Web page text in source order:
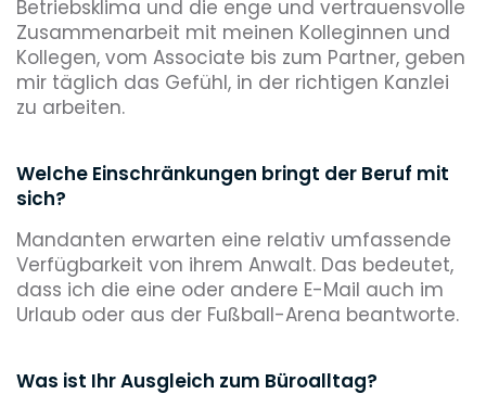
Betriebsklima und die enge und vertrauensvolle
Zusammenarbeit mit meinen Kolleginnen und
Kollegen, vom Associate bis zum Partner, geben
mir täglich das Gefühl, in der richtigen Kanzlei
zu arbeiten.
Welche Einschränkungen bringt der Beruf mit
sich?
Mandanten erwarten eine relativ umfassende
Verfügbarkeit von ihrem Anwalt. Das bedeutet,
dass ich die eine oder andere E-Mail auch im
Urlaub oder aus der Fußball-Arena beantworte.
Was ist Ihr Ausgleich zum Büroalltag?